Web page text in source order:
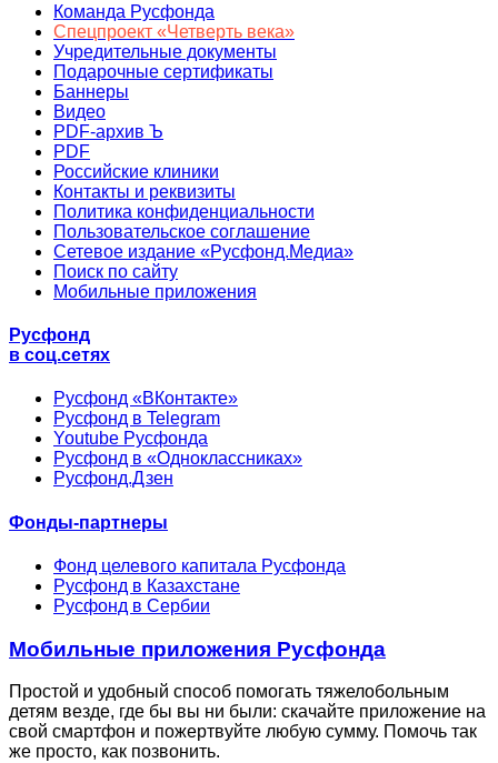
Команда Русфонда
Спецпроект «Четверть века»
Учредительные документы
Подарочные сертификаты
Баннеры
Видео
PDF-архив Ъ
PDF
Российские клиники
Контакты и реквизиты
Политика конфиденциальности
Пользовательское соглашение
Сетевое издание «Русфонд.Медиа»
Поиск по сайту
Мобильные приложения
Русфонд
в соц.сетях
Русфонд «ВКонтакте»
Русфонд в Telegram
Youtube Русфонда
Русфонд в «Одноклассниках»
Русфонд.Дзен
Фонды-партнеры
Фонд целевого капитала Русфонда
Русфонд в Казахстане
Русфонд в Сербии
Мобильные приложения Русфонда
Простой и удобный способ помогать тяжелобольным
детям везде, где бы вы ни были: скачайте приложение на
свой смартфон и пожертвуйте любую сумму. Помочь так
же просто, как позвонить.